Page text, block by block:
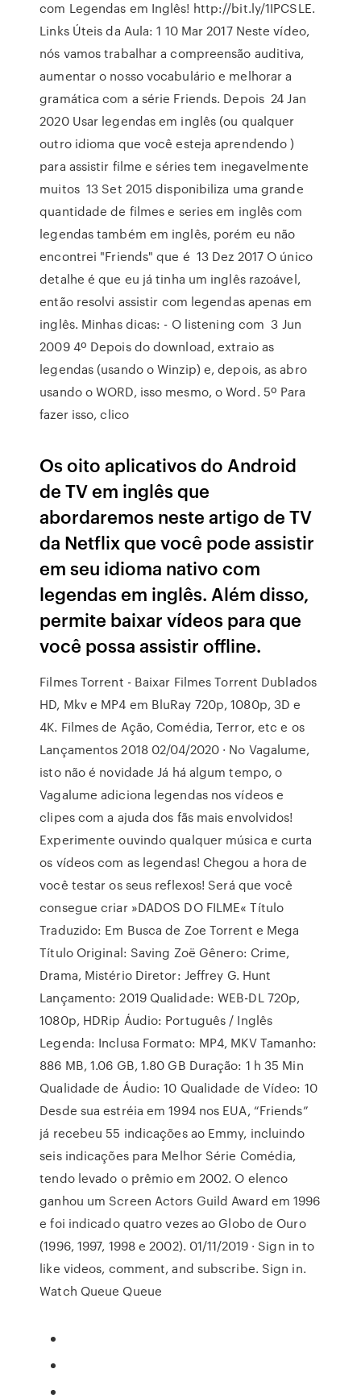
com Legendas em Inglês! http://bit.ly/1IPCSLE.
Links Úteis da Aula: 1 10 Mar 2017 Neste vídeo,
nós vamos trabalhar a compreensão auditiva,
aumentar o nosso vocabulário e melhorar a
gramática com a série Friends. Depois 24 Jan
2020 Usar legendas em inglês (ou qualquer
outro idioma que você esteja aprendendo )
para assistir filme e séries tem inegavelmente
muitos 13 Set 2015 disponibiliza uma grande
quantidade de filmes e series em inglês com
legendas também em inglês, porém eu não
encontrei "Friends" que é 13 Dez 2017 O único
detalhe é que eu já tinha um inglês razoável,
então resolvi assistir com legendas apenas em
inglês. Minhas dicas: - O listening com 3 Jun
2009 4º Depois do download, extraio as
legendas (usando o Winzip) e, depois, as abro
usando o WORD, isso mesmo, o Word. 5º Para
fazer isso, clico
Os oito aplicativos do Android
de TV em inglês que
abordaremos neste artigo de TV
da Netflix que você pode assistir
em seu idioma nativo com
legendas em inglês. Além disso,
permite baixar vídeos para que
você possa assistir offline.
Filmes Torrent - Baixar Filmes Torrent Dublados
HD, Mkv e MP4 em BluRay 720p, 1080p, 3D e
4K. Filmes de Ação, Comédia, Terror, etc e os
Lançamentos 2018 02/04/2020 · No Vagalume,
isto não é novidade Já há algum tempo, o
Vagalume adiciona legendas nos vídeos e
clipes com a ajuda dos fãs mais envolvidos!
Experimente ouvindo qualquer música e curta
os vídeos com as legendas! Chegou a hora de
você testar os seus reflexos! Será que você
consegue criar »DADOS DO FILME« Título
Traduzido: Em Busca de Zoe Torrent e Mega
Título Original: Saving Zoë Gênero: Crime,
Drama, Mistério Diretor: Jeffrey G. Hunt
Lançamento: 2019 Qualidade: WEB-DL 720p,
1080p, HDRip Áudio: Português / Inglês
Legenda: Inclusa Formato: MP4, MKV Tamanho:
886 MB, 1.06 GB, 1.80 GB Duração: 1 h 35 Min
Qualidade de Áudio: 10 Qualidade de Vídeo: 10
Desde sua estréia em 1994 nos EUA, “Friends”
já recebeu 55 indicações ao Emmy, incluindo
seis indicações para Melhor Série Comédia,
tendo levado o prêmio em 2002. O elenco
ganhou um Screen Actors Guild Award em 1996
e foi indicado quatro vezes ao Globo de Ouro
(1996, 1997, 1998 e 2002). 01/11/2019 · Sign in to
like videos, comment, and subscribe. Sign in.
Watch Queue Queue